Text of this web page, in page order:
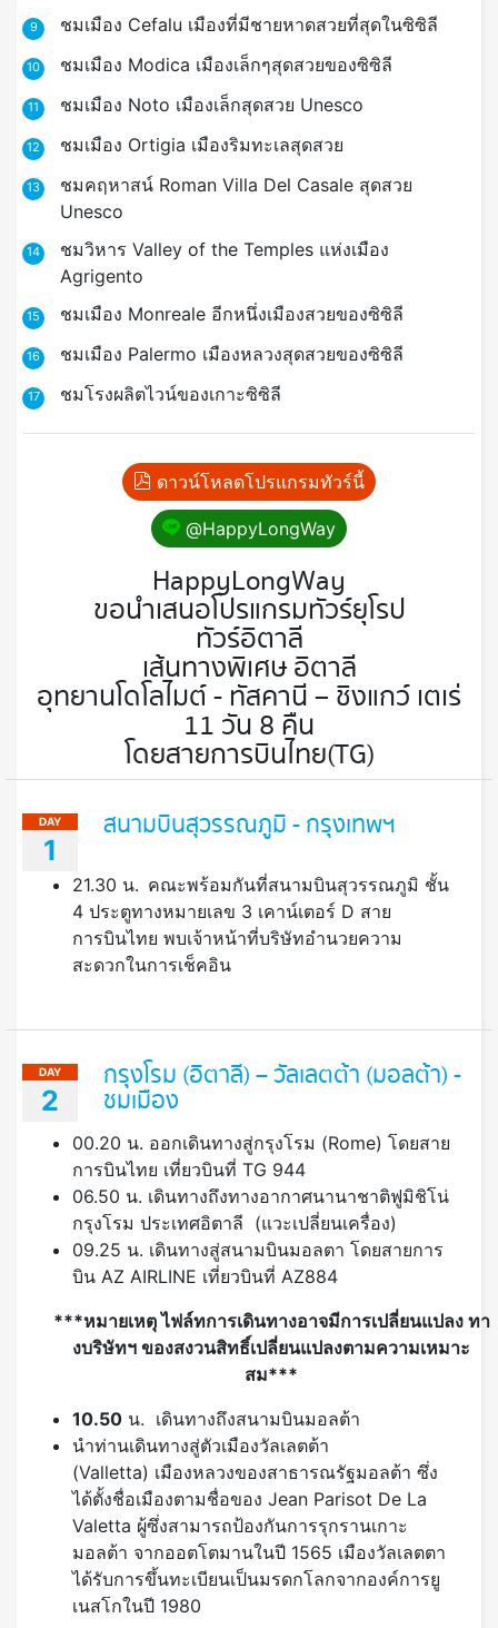
9 ชมเมือง Cefalu เมืองที่มีชายหาดสวยที่สุดในซิซิลี
10 ชมเมือง Modica เมืองเล็กๆสุดสวยของซิซิลี
11 ชมเมือง Noto เมืองเล็กสุดสวย Unesco
12 ชมเมือง Ortigia เมืองริมทะเลสุดสวย
13
ชมคฤหาสน์ Roman Villa Del Casale สุดสวย
Unesco
14
ชมวิหาร Valley of the Temples แห่งเมือง
Agrigento
15 ชมเมือง Monreale อีกหนึ่งเมืองสวยของซิซิลี
16 ชมเมือง Palermo เมืองหลวงสุดสวยของซิซิลี
17 ชมโรงผลิตไวน์ของเกาะซิซิลี
ดาวน์โหลดโปรแกรมทัวร์นี้
@HappyLongWay
HappyLongWay
ขอนำเสนอโปรแกรมทัวร์ยุโรป
ทัวร์อิตาลี
เส้นทางพิเศษ อิตาลี
อุทยานโดโลไมต์ - ทัสคานี – ชิงแกว์ เตเร่
11 วัน 8 คืน
โดยสายการบินไทย(TG)
DAY
1
สนามบินสุวรรณภูมิ - กรุงเทพฯ
21.30 น. คณะพร้อมกันที่สนามบินสุวรรณภูมิ ชั้น
4 ประตูทางหมายเลข 3 เคาน์เตอร์ D สาย
การบินไทย พบเจ้าหน้าที่บริษัทอำนวยความ
สะดวกในการเช็คอิน
DAY
2
กรุงโรม (อิตาลี) – วัลเลตต้า (มอลต้า) -
ชมเมือง
00.20 น. ออกเดินทางสู่กรุงโรม (Rome) โดยสาย
การบินไทย เที่ยวบินที่ TG 944
06.50 น. เดินทางถึงทางอากาศนานาชาติฟูมิชิโน่
กรุงโรม ประเทศอิตาลี (แวะเปลี่ยนเครื่อง)
09.25 น. เดินทางสู่สนามบินมอลตา โดยสายการ
บิน AZ AIRLINE เที่ยวบินที่ AZ884
***หมายเหตุ ไฟล์ทการเดินทางอาจมีการเปลี่ยนแปลง ทา
งบริษัทฯ ของสงวนสิทธิ์เปลี่ยนแปลงตามความเหมาะ
สม***
10.50 น. เดินทางถึงสนามบินมอลต้า
นำท่านเดินทางสู่ตัวเมืองวัลเลตต้า
(Valletta) เมืองหลวงของสาธารณรัฐมอลต้า ซึ่ง
ได้ตั้งชื่อเมืองตามชื่อของ Jean Parisot De La
Valetta ผู้ซึ่งสามารถป้องกันการรุกรานเกาะ
มอลต้า จากออตโตมานในปี 1565 เมืองวัลเลตตา
ได้รับการขึ้นทะเบียนเป็นมรดกโลกจากองค์การยู
เนสโกในปี 1980